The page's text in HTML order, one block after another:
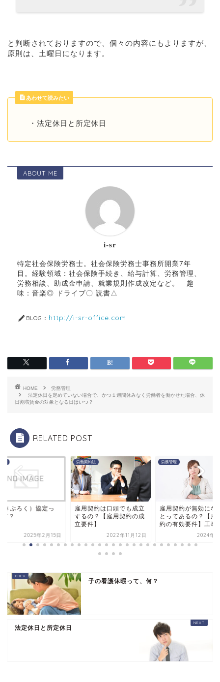
と判断されておりますので、個々の内容にもよりますが、
原則は、土曜日になります。
あわせて読みたい
・ 法定休日と所定休日
ABOUT ME
i-sr
特定社会保険労務士。社会保険労務士事務所開業7年
目。経験領域：社会保険手続き、給与計算、労務管理、
労務相談、助成金申請、就業規則作成改定など。 趣
味：音楽◎ ドライブ〇 読書△
BLOG： http://i-sr-office.com
HOME
労務管理
法定休日を定めていない場合で、かつ１週間休みなく労働者を働かせた場合、休
日割増賃金の対象となる日はいつ？
RELATED POST
さぶろく）協定っ
何？
2025年2月15日
労働契約法
雇用契約は口頭でも成立
するの？【雇用契約の成
立要件】
2022年11月12日
労務管理
雇用契約が無効にな
とってあるの？【雇
約の有効要件】工事
2024年1
子の看護休暇って、何？
法定休日と所定休日